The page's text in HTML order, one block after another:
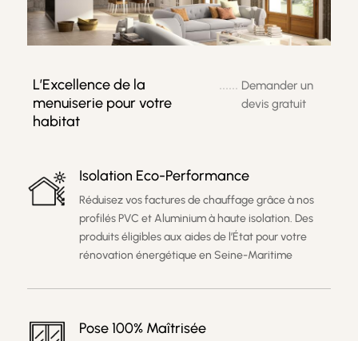
L’Excellence de la
menuiserie pour votre
habitat
Demander un
devis gratuit
Isolation Eco-Performance
Réduisez vos factures de chauffage grâce à nos
profilés PVC et Aluminium à haute isolation. Des
produits éligibles aux aides de l’État pour votre
rénovation énergétique en Seine-Maritime
Pose 100% Maîtrisée